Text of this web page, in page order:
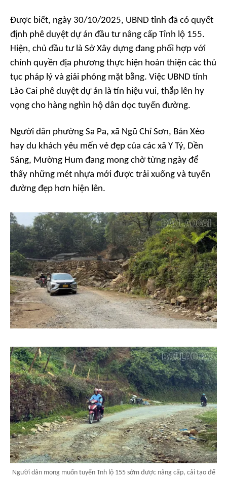
Được biết, ngày 30/10/2025, UBND tỉnh đã có quyết
định phê duyệt dự án đầu tư nâng cấp Tỉnh lộ 155.
Hiện, chủ đầu tư là Sở Xây dựng đang phối hợp với
chính quyền địa phương thực hiện hoàn thiện các thủ
tục pháp lý và giải phóng mặt bằng. Việc UBND tỉnh
Lào Cai phê duyệt dự án là tín hiệu vui, thắp lên hy
vọng cho hàng nghìn hộ dân dọc tuyến đường.
Người dân phường Sa Pa, xã Ngũ Chỉ Sơn, Bản Xèo
hay du khách yêu mến vẻ đẹp của các xã Y Tý, Dền
Sáng, Mường Hum đang mong chờ từng ngày để
thấy những mét nhựa mới được trải xuống và tuyến
đường đẹp hơn hiện lên.
Người dân mong muốn tuyến Tnh lộ 155 sớm được nâng cấp, cải tạo để